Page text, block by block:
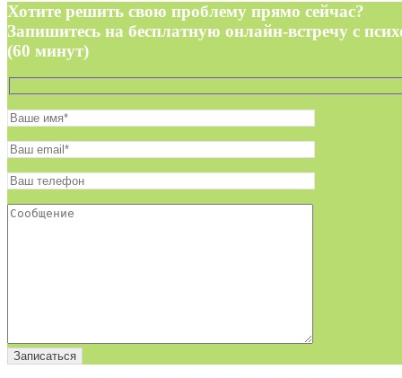
Хотите решить свою проблему прямо сейчас?
Запишитесь на бесплатную онлайн-встречу с
(60 минут)